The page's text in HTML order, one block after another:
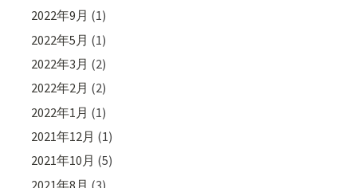
2022年9月 (1)
2022年5月 (1)
2022年3月 (2)
2022年2月 (2)
2022年1月 (1)
2021年12月 (1)
2021年10月 (5)
2021年8月 (3)